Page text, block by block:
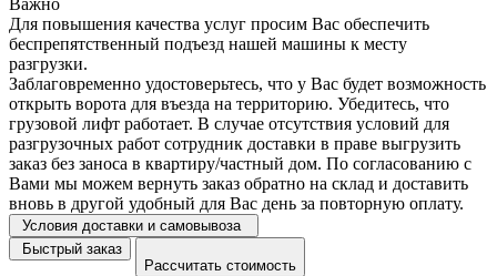
Важно
Для повышения качества услуг просим Вас обеспечить
беспрепятственный подъезд нашей машины к месту
разгрузки.
Заблаговременно удостоверьтесь, что у Вас будет возможность
открыть ворота для въезда на территорию. Убедитесь, что
грузовой лифт работает. В случае отсутствия условий для
разгрузочных работ сотрудник доставки в праве выгрузить
заказ без заноса в квартиру/частный дом. По согласованию с
Вами мы можем вернуть заказ обратно на склад и доставить
вновь в другой удобный для Вас день за повторную оплату.
Условия доставки и самовывоза
Быстрый заказ
Рассчитать стоимость